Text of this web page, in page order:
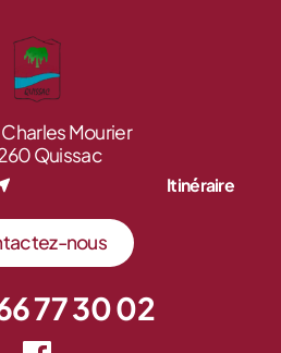
Charles Mourier
Quissac
Itinéraire
nous
77 30 02